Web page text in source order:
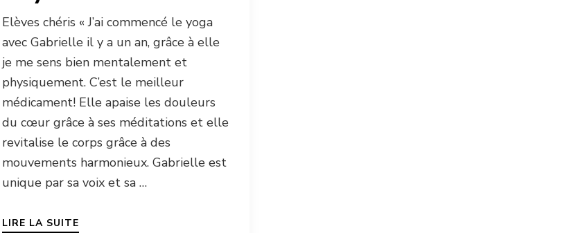
Elèves chéris « J’ai commencé le yoga
avec Gabrielle il y a un an, grâce à elle
je me sens bien mentalement et
physiquement. C’est le meilleur
médicament! Elle apaise les douleurs
du cœur grâce à ses méditations et elle
revitalise le corps grâce à des
mouvements harmonieux. Gabrielle est
unique par sa voix et sa …
LIRE LA SUITE